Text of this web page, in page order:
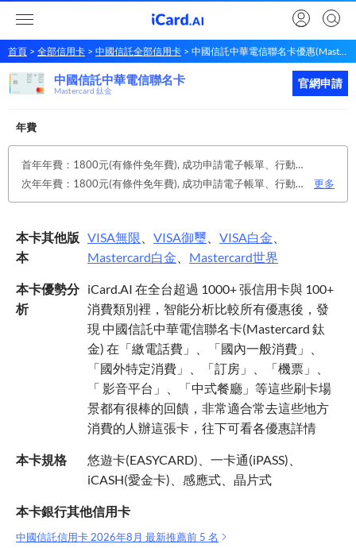
首頁 全部信用卡 中國信託全部信用卡 中國信託中華電信聯名卡優惠(Mastercard 鈦金)
中國信託中華電信聯名卡 立即申請
中國信託中華電信聯名卡
Mastercard 鈦金
官網申請
年費
首年年費：1800元(有條件免年費), 成功申請電子帳單、行動帳單享終身免年費優惠(不得同時持有紙本帳單方可享有，如取消電子帳單、行動帳單後將恢復原年費收費辦法收取年費。)
次年年費：1800元(有條件免年費), 成功申請電子帳單、行動帳單享終身免年費優惠(不得同時持有紙本帳單方可享有，如取消電子帳單、行動帳單後將恢復原年費收費辦法收取年費。)
更多
本卡其他版
本
VISA無限 VISA御璽 VISA白金
Mastercard白金 Mastercard世界
本卡優勢分
析
iCard.AI 在全台超過 1000+ 張信用卡與 100+
消費類別裡，智能分析比較所有優惠後，發
現 中國信託中華電信聯名卡(Mastercard 鈦
金) 在「繳電話費」、「國內一般消費」、
「國外特定消費」、「訂房」、「機票」、
「 影音平台」、「中式餐廳」等這些刷卡場
景都有很棒的回饋，非常適合常去這些地方
消費的人辦這張卡，往下可看各優惠詳情
本卡規格
悠遊卡(EASYCARD)、一卡通(iPASS)、
iCASH(愛金卡)、感應式、晶片式
本卡銀行其他信用卡
中國信託信用卡 2026年8月 最新推薦前 5 名